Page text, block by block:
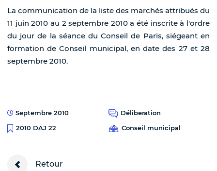
La communication de la liste des marchés attribués du
11 juin 2010 au 2 septembre 2010 a été inscrite à l'ordre
du jour de la séance du Conseil de Paris, siégeant en
formation de Conseil municipal, en date des 27 et 28
septembre 2010.
Septembre 2010
Déliberation
2010 DAJ 22
Conseil municipal
Retour